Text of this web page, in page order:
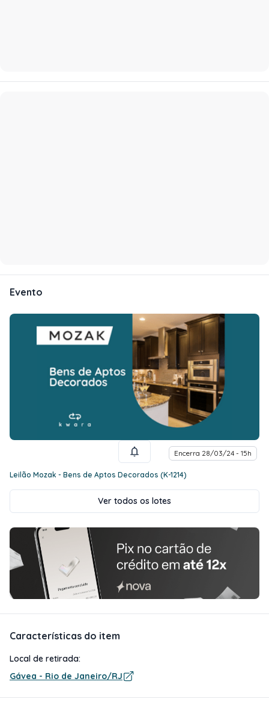
Evento
Encerra 28/03/24 - 15h
Leilão Mozak - Bens de Aptos Decorados (K-1214)
Ver todos os lotes
Características do item
Local de retirada:
Gávea - Rio de Janeiro/RJ